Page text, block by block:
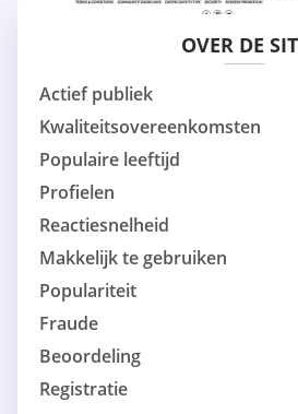
OVER DE
Actief publiek
Kwaliteitsovereenkomsten
Populaire leeftijd
Profielen
Reactiesnelheid
Makkelijk te gebruiken
Populariteit
Fraude
Beoordeling
Registratie